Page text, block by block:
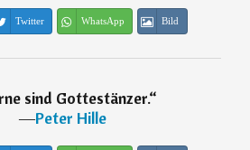
Twitter WhatsApp Bild
sind Gottestänzer.“
―Peter Hille